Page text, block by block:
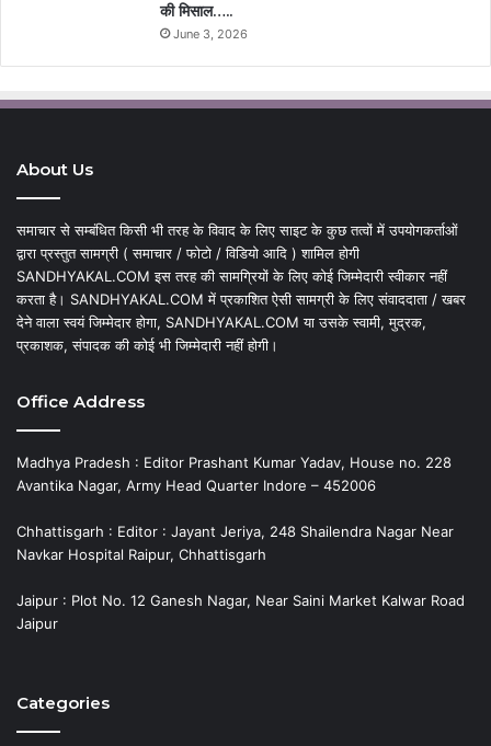
की मिसाल…..
June 3, 2026
About Us
समाचार से सम्बंधित किसी भी तरह के विवाद के लिए साइट के कुछ तत्वों में उपयोगकर्ताओं
द्वारा प्रस्तुत सामग्री ( समाचार / फोटो / विडियो आदि ) शामिल होगी
SANDHYAKAL.COM इस तरह की सामग्रियों के लिए कोई जिम्मेदारी स्वीकार नहीं
करता है। SANDHYAKAL.COM में प्रकाशित ऐसी सामग्री के लिए संवाददाता / खबर
देने वाला स्वयं जिम्मेदार होगा, SANDHYAKAL.COM या उसके स्वामी, मुद्रक,
प्रकाशक, संपादक की कोई भी जिम्मेदारी नहीं होगी।
Office Address
Madhya Pradesh : Editor Prashant Kumar Yadav, House no. 228
Avantika Nagar, Army Head Quarter Indore – 452006
Chhattisgarh : Editor : Jayant Jeriya, 248 Shailendra Nagar Near
Navkar Hospital Raipur, Chhattisgarh
Jaipur : Plot No. 12 Ganesh Nagar, Near Saini Market Kalwar Road
Jaipur
Categories